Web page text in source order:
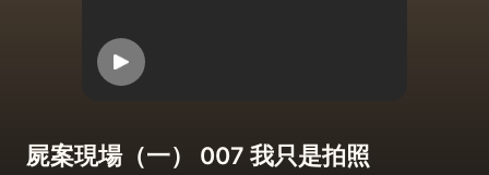
屍案現場（一） 007 我只是拍照